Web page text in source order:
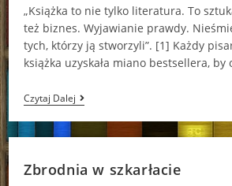
„Książka to nie tylko literatura. To
też biznes. Wyjawianie prawdy.
tych, którzy ją stworzyli”. [1] Każdy
książka uzyskała miano bestsellera,
Czytaj Dalej„Ktoś
Musi
Zginąć,
Żeby
Tej
Książce
Zbrodnia w szkarłacie